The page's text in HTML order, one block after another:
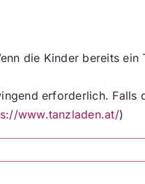
die Kinder bereits
erforderlich. Falls
www.tanzladen.at/)